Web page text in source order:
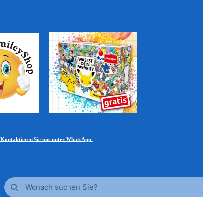
Kontaktieren Sie uns unter WhatsApp